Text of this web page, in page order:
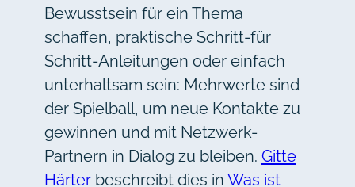
Bewusstsein für ein Thema
schaffen, praktische Schritt-für
Schritt-Anleitungen oder einfach
unterhaltsam sein: Mehrwerte sind
der Spielball, um neue Kontakte zu
gewinnen und mit Netzwerk-
Partnern in Dialog zu bleiben. Gitte
Härter beschreibt dies in Was ist